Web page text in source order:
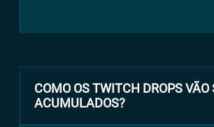
COMO OS TWITCH DROPS VÃO
ACUMULADOS?